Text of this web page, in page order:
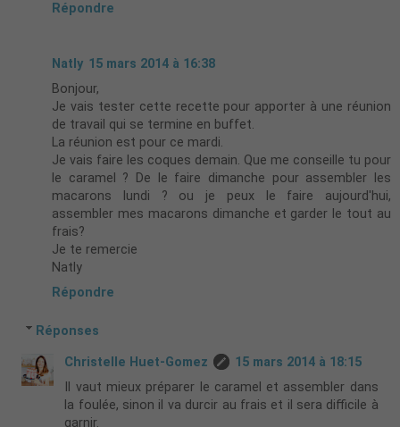
Répondre
Natly 15 mars 2014 à 16:38
Bonjour,
Je vais tester cette recette pour apporter à une réunion
de travail qui se termine en buffet.
La réunion est pour ce mardi.
Je vais faire les coques demain. Que me conseille tu pour
le caramel ? De le faire dimanche pour assembler les
macarons lundi ? ou je peux le faire aujourd'hui,
assembler mes macarons dimanche et garder le tout au
frais?
Je te remercie
Natly
Répondre
Réponses
Christelle Huet-Gomez
15 mars 2014 à 18:15
Il vaut mieux préparer le caramel et assembler dans
la foulée, sinon il va durcir au frais et il sera difficile à
garnir.